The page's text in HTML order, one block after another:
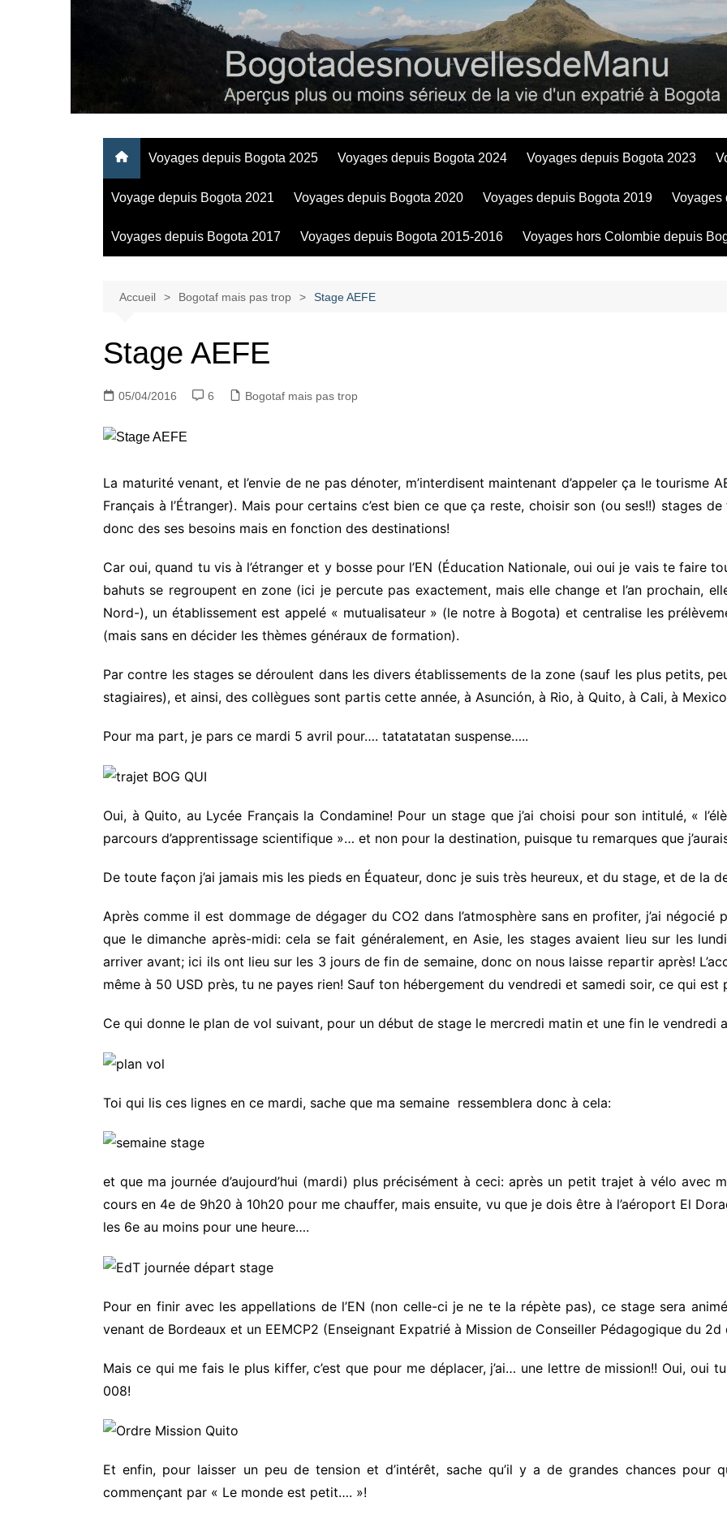
Regards personnels sur la vie d’expatrié à Bogota
Voyages depuis Bogota 2025 Voyages depuis Bogota 2024 Voyages depuis Bogota 2023
Voyage depuis Bogota 2021 Voyages depuis Bogota 2020 Voyages depuis Bogota 2019 Voyages
Voyages depuis Bogota 2017 Voyages depuis Bogota 2015-2016 Voyages hors Colombie depuis
Accueil Bogotaf mais pas trop Stage AEFE
Stage AEFE
05/04/2016 6 Bogotaf mais pas trop
La maturité venant, et l’envie de ne pas dénoter, m’interdisent maintenant d’appeler ça le tourisme
Français à l’Étranger). Mais pour certains c’est bien ce que ça reste, choisir son (ou ses!!) stages
donc des ses besoins mais en fonction des destinations!
Car oui, quand tu vis à l’étranger et y bosse pour l’EN (Éducation Nationale, oui oui je vais te faire
bahuts se regroupent en zone (ici je percute pas exactement, mais elle change et l’an prochain,
Nord-), un établissement est appelé « mutualisateur » (le notre à Bogota) et centralise les
(mais sans en décider les thèmes généraux de formation).
Par contre les stages se déroulent dans les divers établissements de la zone (sauf les plus petits,
stagiaires), et ainsi, des collègues sont partis cette année, à Asunción, à Rio, à Quito, à Cali, à
Pour ma part, je pars ce mardi 5 avril pour…. tatatatatan suspense…..
Oui, à Quito, au Lycée Français la Condamine! Pour un stage que j’ai choisi pour son intitulé, «
parcours d’apprentissage scientifique »… et non pour la destination, puisque tu remarques que
De toute façon j’ai jamais mis les pieds en Équateur, donc je suis très heureux, et du stage, et de la
Après comme il est dommage de dégager du CO2 dans l’atmosphère sans en profiter, j’ai
que le dimanche après-midi: cela se fait généralement, en Asie, les stages avaient lieu sur les
arriver avant; ici ils ont lieu sur les 3 jours de fin de semaine, donc on nous laisse repartir après!
même à 50 USD près, tu ne payes rien! Sauf ton hébergement du vendredi et samedi soir, ce qui est
Ce qui donne le plan de vol suivant, pour un début de stage le mercredi matin et une fin le vendredi
Toi qui lis ces lignes en ce mardi, sache que ma semaine ressemblera donc à cela:
et que ma journée d’aujourd’hui (mardi) plus précisément à ceci: après un petit trajet à vélo avec
cours en 4e de 9h20 à 10h20 pour me chauffer, mais ensuite, vu que je dois être à l’aéroport El
les 6e au moins pour une heure….
Pour en finir avec les appellations de l’EN (non celle-ci je ne te la répète pas), ce stage sera
venant de Bordeaux et un EEMCP2 (Enseignant Expatrié à Mission de Conseiller Pédagogique du 2d
Mais ce qui me fais le plus kiffer, c’est que pour me déplacer, j’ai… une lettre de mission!! Oui, oui
008!
Et enfin, pour laisser un peu de tension et d’intérêt, sache qu’il y a de grandes chances pour
commençant par « Le monde est petit…. »!